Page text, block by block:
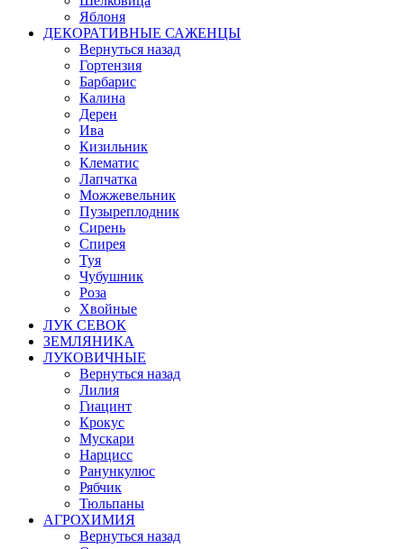
Яблоня
ДЕКОРАТИВНЫЕ САЖЕНЦЫ
Вернуться назад
Гортензия
Барбарис
Калина
Дерен
Ива
Кизильник
Клематис
Лапчатка
Можжевельник
Пузыреплодник
Сирень
Спирея
Туя
Чубушник
Роза
Хвойные
ЛУК СЕВОК
ЗЕМЛЯНИКА
ЛУКОВИЧНЫЕ
Вернуться назад
Лилия
Гиацинт
Крокус
Мускари
Нарцисс
Ранункулюс
Рябчик
Тюльпаны
АГРОХИМИЯ
Вернуться назад